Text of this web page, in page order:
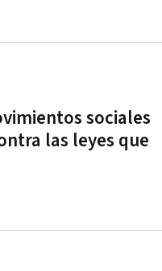
sociales
las leyes que